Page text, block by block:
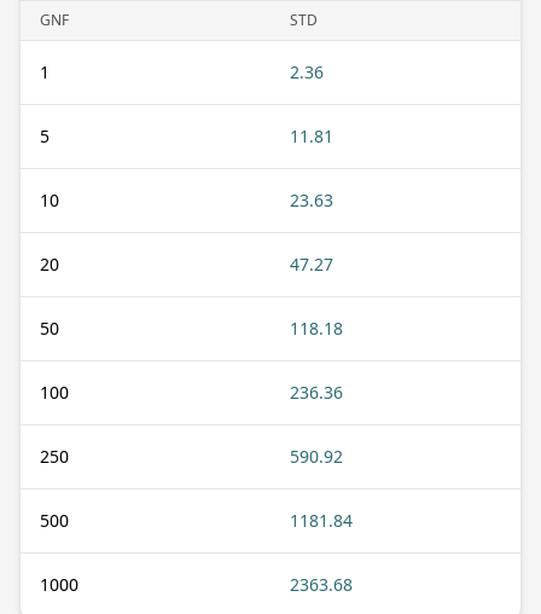
GNF STD
1 2.36
5 11.81
10 23.63
20 47.27
50 118.18
100 236.36
250 590.92
500 1181.84
1000 2363.68